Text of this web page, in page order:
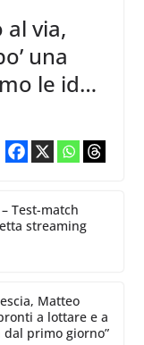
al via,
una
le idee
fare”
Test-match
streaming
Matteo
a lottare e a
primo giorno”